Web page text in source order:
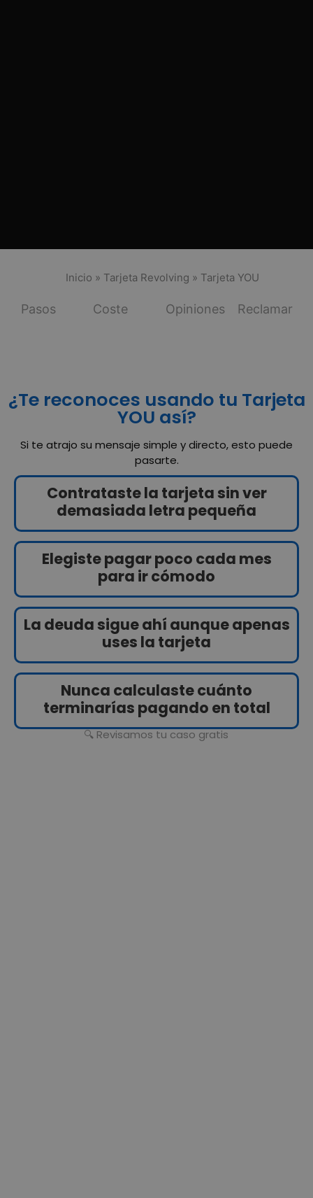
Inicio » Tarjeta Revolving » Tarjeta YOU
Pasos Coste Opiniones Reclamar
¿Te reconoces usando tu Tarjeta
YOU así?
Si te atrajo su mensaje simple y directo, esto puede
pasarte.
Contrataste la tarjeta sin ver
demasiada letra pequeña
Elegiste pagar poco cada mes
para ir cómodo
La deuda sigue ahí aunque apenas
uses la tarjeta
Nunca calculaste cuánto
terminarías pagando en total
🔍 Revisamos tu caso gratis